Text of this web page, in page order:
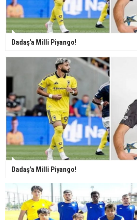
Dadaş'a Milli Piyango!
Dadaş'a Milli Piyango!